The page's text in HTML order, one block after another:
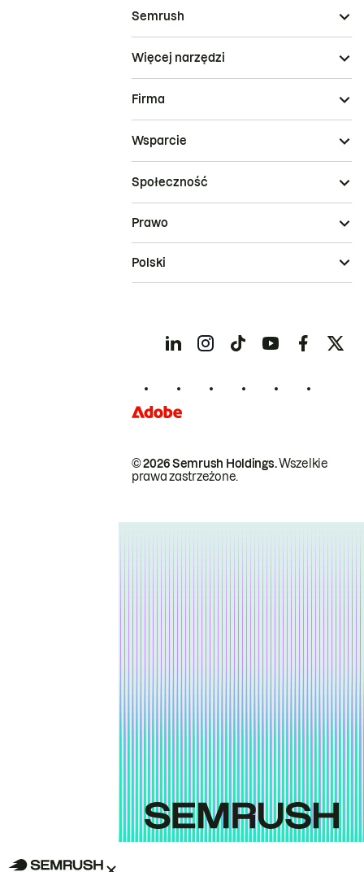
Semrush
Więcej narzędzi
Firma
Wsparcie
Społeczność
© 2026 Semrush Holdings.Wszelkie
prawa zastrzeżone.
Prawo
Polski